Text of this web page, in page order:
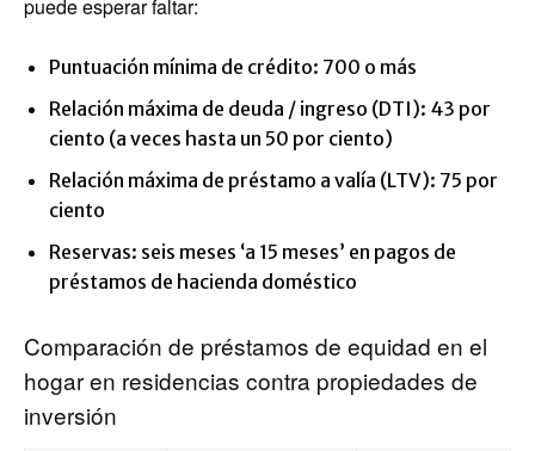
puede esperar faltar:
Puntuación mínima de crédito: 700 o más
Relación máxima de deuda / ingreso (DTI): 43 por
ciento (a veces hasta un 50 por ciento)
Relación máxima de préstamo a valía (LTV): 75 por
ciento
Reservas: seis meses ‘a 15 meses’ en pagos de
préstamos de hacienda doméstico
Comparación de préstamos de equidad en el
hogar en residencias contra propiedades de
inversión